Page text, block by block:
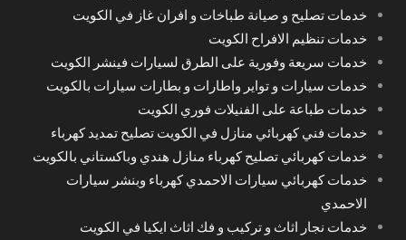
خدمات تصليح و صيانة طباخات و افران غاز في الكويت
خدمات تنظيم الافراح الكويت
خدمات سريعة وفورية على الطرق لسيارات فينشر الكويت
خدمات سيارات و تواير واطارات و بطارات سيارات بالكويت
خدمات طباعة على الفنيلات فوري الكويت
خدمات فني كهربائي منازل في الكويت تصليح تمديد كهرباء
خدمات كهربائي تصليح كهرباء منازل هندي وباكستاني بالكويت
خدمات كهربائي سيارات الاحمدي كهرباء وبنشر سيارات
الاحمدي
خدمات نجار اثاث و تركيب و فك اثاث ايكيا في الكويت